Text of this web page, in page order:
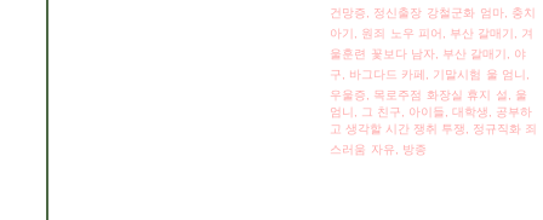
건망증, 정신출장 강철군화 엄마, 충치
아기, 원죄
노우 피어, 부산 갈매기, 겨
울훈련
꽃보다 남자, 부산 갈매기, 야
구, 바그다드 카페, 기말시험
울 엄니,
우울증, 목로주점 화장실 휴지
설, 울
엄니, 그 친구, 아이들, 대학생, 공부하
고 생각할 시간 쟁취 투쟁, 정규직화 죄
스러움 자유, 방종